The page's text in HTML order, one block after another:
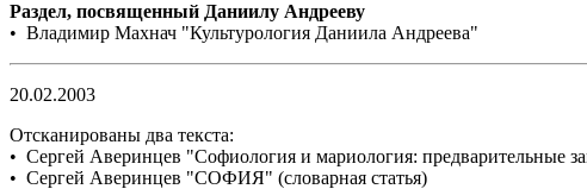
Раздел, посвященный Даниилу Андрееву
• Владимир Махнач "Культурология Даниила Андреева"
20.02.2003
Отсканированы два текста:
• Сергей Аверинцев "Софиология и мариология: предварительные
• Сергей Аверинцев "СОФИЯ" (словарная статья)